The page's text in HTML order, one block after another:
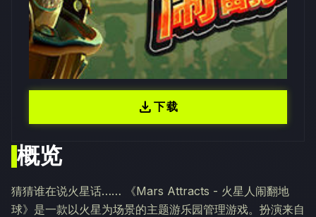
概览
猜猜谁在说火星话…… 《Mars Attracts - 火星人闹翻地
球》是一款以火星为场景的主题游乐园管理游戏。扮演来自
download下载